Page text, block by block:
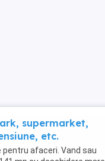
supermarket,
etc.
afaceri. Vand sau